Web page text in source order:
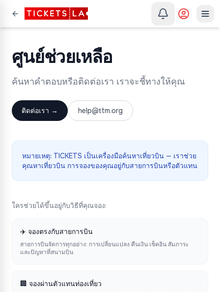
ศูนย์ช่วยเหลือ
ค้นหาคำตอบหรือติดต่อเรา เราจะชี้ทางให้คุณ
ติดต่อเรา → help@ttm.org
หมายเหตุ: TICKETS เป็นเครื่องมือค้นหาเที่ยวบิน — เราช่วย
คุณหาเที่ยวบิน การจองของคุณอยู่กับสายการบินหรือตัวแทน
ใครช่วยได้ขึ้นอยู่กับวิธีที่คุณจอง:
✈️ จองตรงกับสายการบิน
สายการบินจัดการทุกอย่าง: การเปลี่ยนแปลง คืนเงิน เช็คอิน สัมภาระ
และปัญหาที่สนามบิน
🏢 จองผ่านตัวแทนท่องเที่ยว